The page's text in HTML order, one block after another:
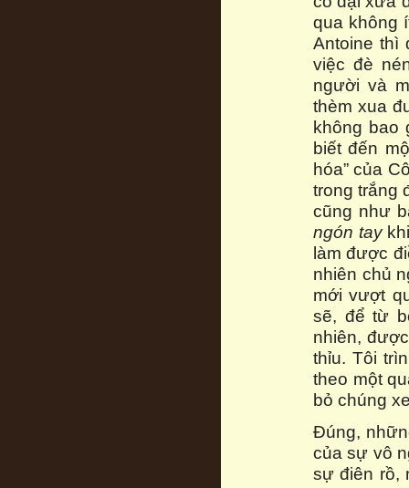
qua không
Antoine thì
việc đè
người và
thèm xua
không bao
biết đến
hóa” của
trong trắng
cũng như
ngón tay
làm được
nhiên chủ
mới vượt
sẽ, để từ
nhiên,
thỉu. Tôi
theo một
bỏ chúng
Đúng,
của sự vô
sự điên rồ,